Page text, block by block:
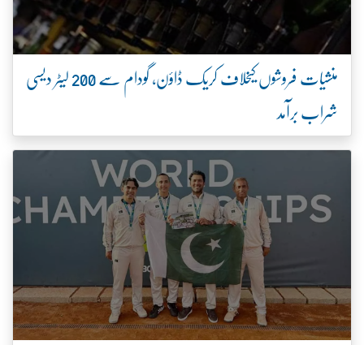
منشیات فروشوں کیخلاف کریک ڈاؤن، گودام سے 200 لیٹر دیسی
شراب برآمد